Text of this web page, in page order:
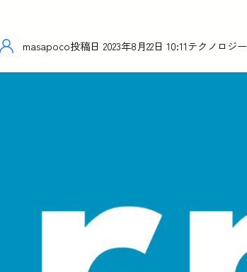
masapoco投稿日 2023年8月22日 10:11テクノロジー